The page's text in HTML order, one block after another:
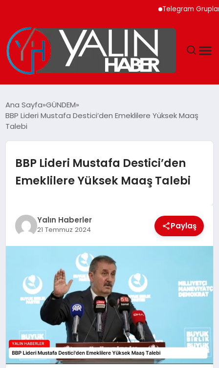
Telegram Grupları
SPOR
EĞİTİM
TEKNOLOJİ
MAGAZİN
SAĞLIK
Ana Sayfa GÜNDEM
BBP Lideri Mustafa Destici’den Emeklilere Yüksek Maaş
Talebi
BBP Lideri Mustafa Destici’den
Emeklilere Yüksek Maaş Talebi
Yalın Haberler
21 Temmuz 2024 Paylaş